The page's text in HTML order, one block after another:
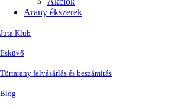
Arany ékszerek
Juta Klub
Esküvő
Törtarany felvásárlás és beszámítás
Blog